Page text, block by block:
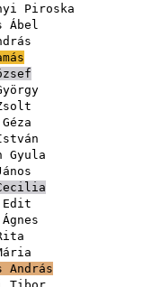
Piroska
Ábel
Gyula
Edit
András